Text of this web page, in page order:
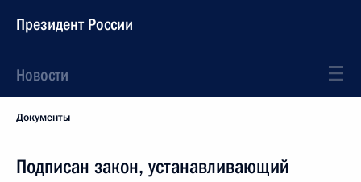
Президент России
Новости
Документы
Подписан закон, устанавливающий